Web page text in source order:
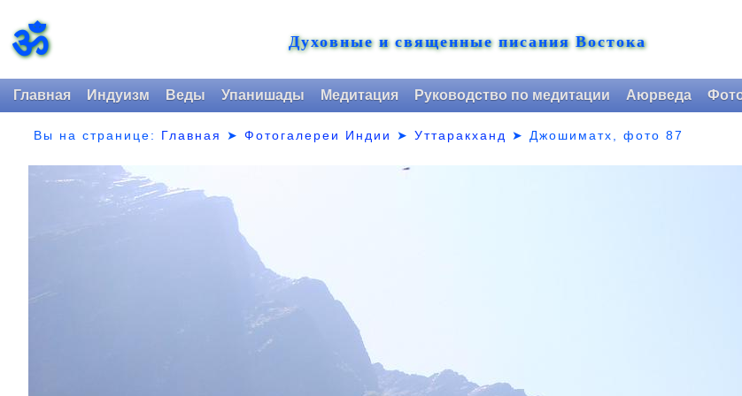
ॐ Духовные и священные писания Востока
Главная Индуизм Веды Упанишады Медитация Руководство по медитации Аюрведа
Вы на странице: Главная ➤Фотогалереи Индии ➤Уттаракханд ➤ Джошиматх, фото 87